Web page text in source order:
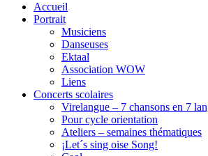
Accueil
Portrait
Musiciens
Danseuses
Ektaal
Association WOW
Liens
Concerts scolaires
Virelangue – 7 chansons en 7
Pour cycle orientation
Ateliers – semaines thématiques
¡Let´s sing oise Song!